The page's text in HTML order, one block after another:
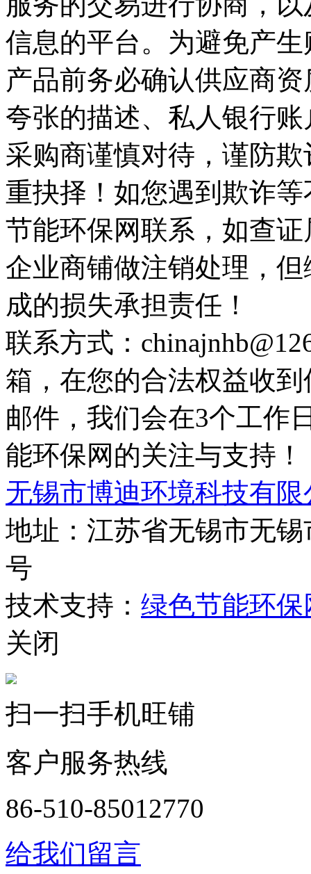
信息的平台。为避免产
产品前务必确认供应商
夸张的描述、私人银行
采购商谨慎对待，谨防
重抉择！如您遇到欺诈
节能环保网联系，如查
企业商铺做注销处理，
成的损失承担责任！
联系方式：
箱，在您的合法权益收
邮件，我们会在3个工作
能环保网的关注与支持！
无锡市博迪环境科技有限
地址：江苏省无锡市无
号
技术支持： 绿色节能环保
关闭
扫一扫手机旺铺
客户服务热线
86-510-85012770
给我们留言